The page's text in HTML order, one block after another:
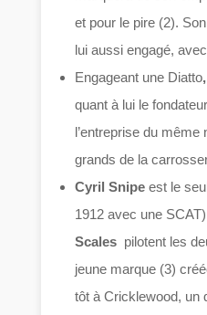
et pour le pire (2).
lui aussi engagé,
Engageant une Diatto
quant à lui le
l’entreprise du même
grands de la
Cyril Snipe est le
1912 avec une
Scales pilotent les
jeune marque (3)
tôt à Cricklewood, un